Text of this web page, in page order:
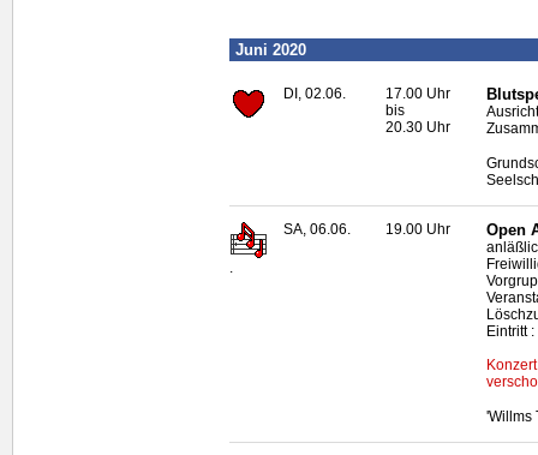
Juni 2020
DI, 02.06.
17.00 Uhr
bis
20.30 Uhr
.
SA, 06.06. 19.00 Uhr Open
Eintritt
'Willms